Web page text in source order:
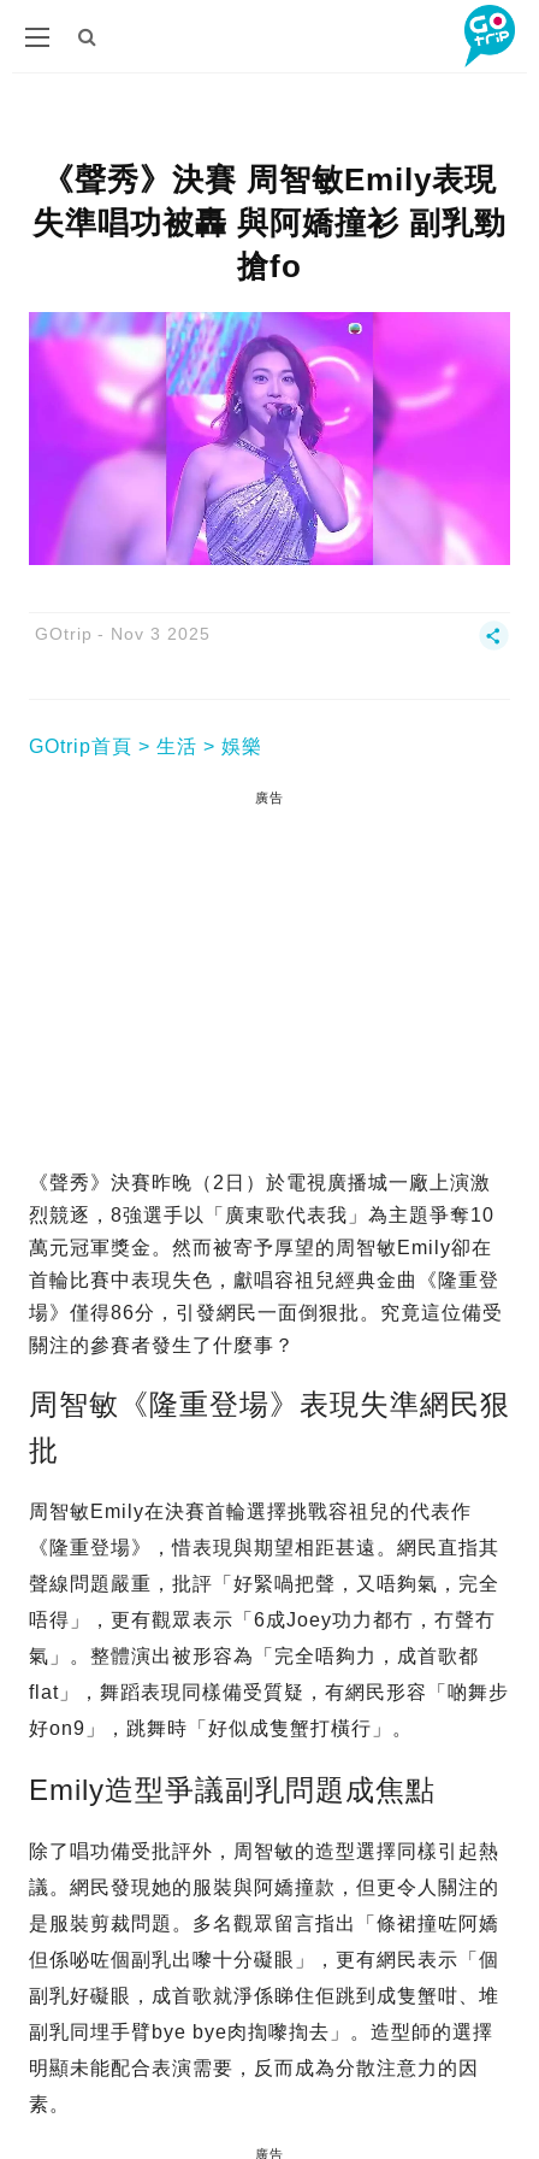
《聲秀》決賽 周智敏Emily表現
失準唱功被轟 與阿嬌撞衫 副乳勁
搶fo
GOtrip Nov 3 2025
GOtrip首頁 生活 娛樂
廣告
《聲秀》決賽昨晚（2日）於電視廣播城一廠上演激
烈競逐，8強選手以「廣東歌代表我」為主題爭奪10
萬元冠軍獎金。然而被寄予厚望的周智敏Emily卻在
首輪比賽中表現失色，獻唱容祖兒經典金曲《隆重登
場》僅得86分，引發網民一面倒狠批。究竟這位備受
關注的參賽者發生了什麼事？
周智敏《隆重登場》表現失準網民狠
批
周智敏Emily在決賽首輪選擇挑戰容祖兒的代表作
《隆重登場》，惜表現與期望相距甚遠。網民直指其
聲線問題嚴重，批評「好緊喎把聲，又唔夠氣，完全
唔得」，更有觀眾表示「6成Joey功力都冇，冇聲冇
氣」。整體演出被形容為「完全唔夠力，成首歌都
flat」，舞蹈表現同樣備受質疑，有網民形容「啲舞步
好on9」，跳舞時「好似成隻蟹打橫行」。
Emily造型爭議副乳問題成焦點
除了唱功備受批評外，周智敏的造型選擇同樣引起熱
議。網民發現她的服裝與阿嬌撞款，但更令人關注的
是服裝剪裁問題。多名觀眾留言指出「條裙撞咗阿嬌
但係咇咗個副乳出嚟十分礙眼」，更有網民表示「個
副乳好礙眼，成首歌就淨係睇住佢跳到成隻蟹咁、堆
副乳同埋手臂bye bye肉揈嚟揈去」。造型師的選擇
明顯未能配合表演需要，反而成為分散注意力的因
素。
廣告